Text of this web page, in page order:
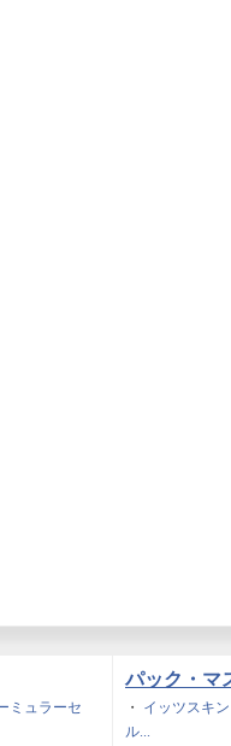
ミュラーセ
パック・マ
・ イッツスキ
ル...